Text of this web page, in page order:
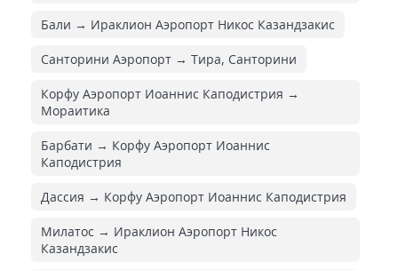
Бали → Ираклион Аэропорт Никос Казандзакис
Санторини Аэропорт → Тира, Санторини
Корфу Аэропорт Иоаннис Каподистрия →
Мораитика
Барбати → Корфу Аэропорт Иоаннис
Каподистрия
Дассия → Корфу Аэропорт Иоаннис Каподистрия
Милатос → Ираклион Аэропорт Никос
Казандзакис